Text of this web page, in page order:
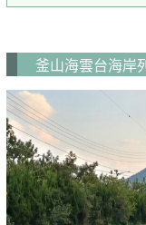
釜山海雲台海岸